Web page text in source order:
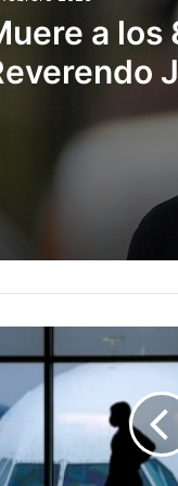
a los
gigante de
civiles y
presidencial